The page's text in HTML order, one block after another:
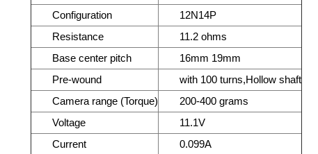
Configuration
12N14P
Resistance
11.2 ohms
Base center pitch
16mm 19mm
Pre-wound
with 100 turns,Hollow shaft
Camera range (Torque)
200-400 grams
Voltage
11.1V
Current
0.099A